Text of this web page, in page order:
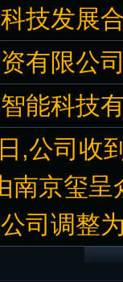
技发展
有限公
能科技
,公司收
南京玺
司调整